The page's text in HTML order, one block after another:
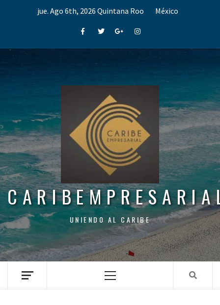
jue. Ago 6th, 2026 Quintana Roo México
FacebookTwitterGoogle+Instagram
UNIENDO AL CARIBE
Menu